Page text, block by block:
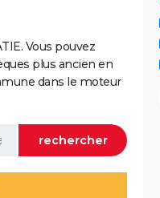
Vous pouvez
plus ancien en
dans le moteur